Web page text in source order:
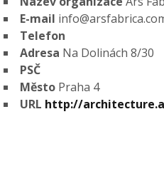
E-mail
Telefon
Adresa Na Dolinách 8/30
PSČ
Město Praha 4
URL http://